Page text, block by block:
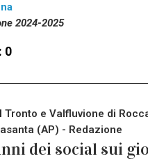
2024-2025
0
Tronto e Valfluvione di
(AP) - Redazione
dei social sui